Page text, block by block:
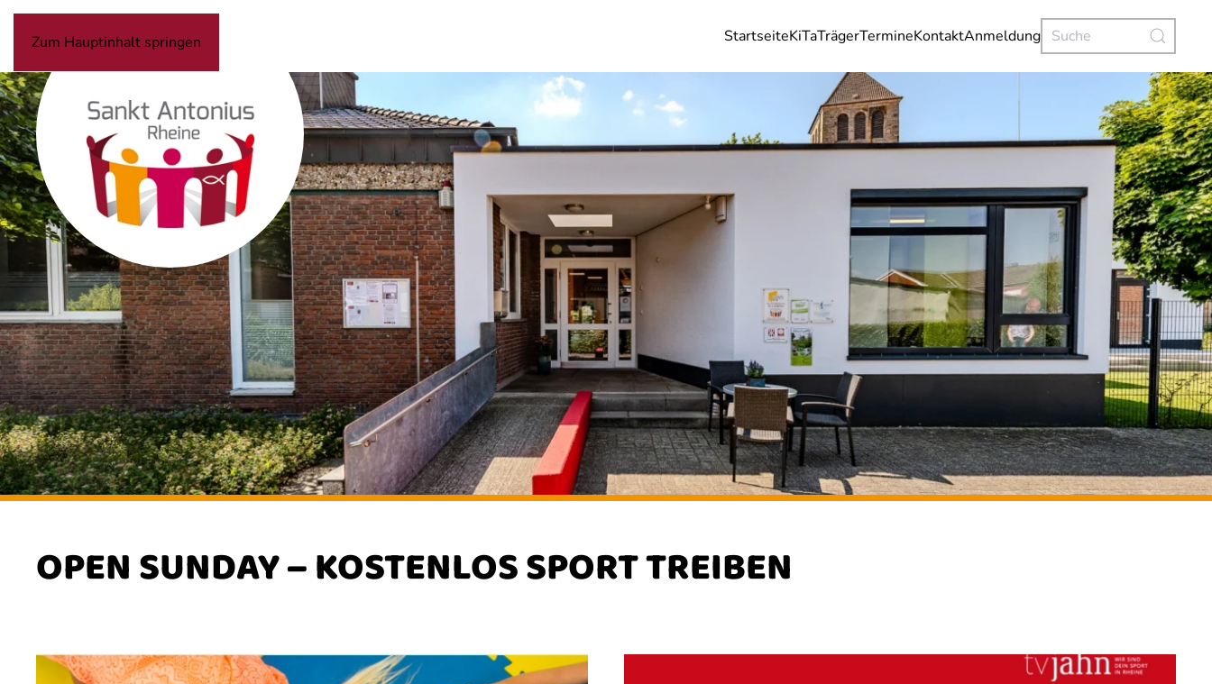
Zum Hauptinhalt springen StartseiteKiTaTrägerTermineKontaktAnmeldung
OPEN SUNDAY – KOSTENLOS SPORT TREIBEN